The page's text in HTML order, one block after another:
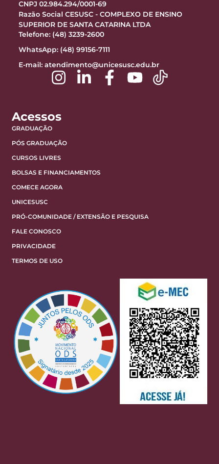
CNPJ 02.984.294/0001-69
Razão Social CESUSC - COMPLEXO DE ENSINO
SUPERIOR DE SANTA CATARINA LTDA
Telefone: (48) 3239-2600
WhatsApp: (48) 99156-7111
E-mail: atendimento@unicesusc.edu.br
Acessos
GRADUAÇÃO
PÓS GRADUAÇÃO
CURSOS LIVRES
BOLSAS E FINANCIAMENTOS
COMECE AGORA
UNICESUSC
PRÓ-COMUNIDADE / EXTENSÃO E PESQUISA
FALE CONOSCO
PRIVACIDADE
TERMOS DE USO